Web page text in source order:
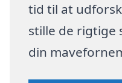
tid til at
stille de rigtige
din